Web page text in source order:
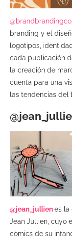
@brandbrandingco
branding y el
logotipos,
cada publicación
la creación de
cuenta para una
las tendencias del
@jean_jullienes la
Jean Jullien, cuyo
cómics de su